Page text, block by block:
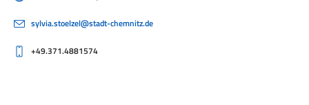
sylvia.stoelzel@stadt-chemnitz.de
+49.371.4881574